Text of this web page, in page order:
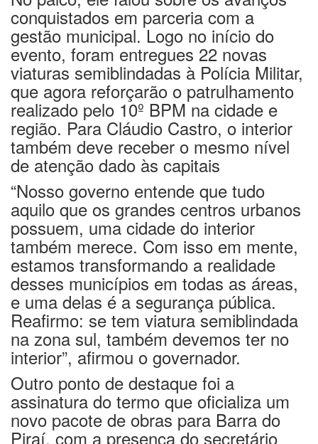
conquistados em parceria com a
gestão municipal. Logo no início do
evento, foram entregues 22 novas
viaturas semiblindadas à Polícia Militar,
que agora reforçarão o patrulhamento
realizado pelo 10º BPM na cidade e
região. Para Cláudio Castro, o interior
também deve receber o mesmo nível
de atenção dado às capitais
“Nosso governo entende que tudo
aquilo que os grandes centros urbanos
possuem, uma cidade do interior
também merece. Com isso em mente,
estamos transformando a realidade
desses municípios em todas as áreas,
e uma delas é a segurança pública.
Reafirmo: se tem viatura semiblindada
na zona sul, também devemos ter no
interior”, afirmou o governador.
Outro ponto de destaque foi a
assinatura do termo que oficializa um
novo pacote de obras para Barra do
Piraí, com a presença do secretário